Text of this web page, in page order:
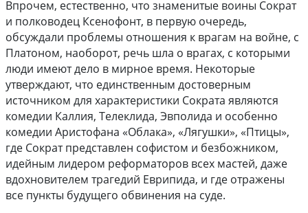
Впрочем, естественно, что знаменитые воины Сократ
и полководец Ксенофонт, в первую очередь,
обсуждали проблемы отношения к врагам на войне, с
Платоном, наоборот, речь шла о врагах, с которыми
люди имеют дело в мирное время. Некоторые
утверждают, что единственным достоверным
источником для характеристики Сократа являются
комедии Каллия, Телеклида, Эвполида и особенно
комедии Аристофана «Облака», «Лягушки», «Птицы»,
где Сократ представлен софистом и безбожником,
идейным лидером реформаторов всех мастей, даже
вдохновителем трагедий Еврипида, и где отражены
все пункты будущего обвинения на суде.